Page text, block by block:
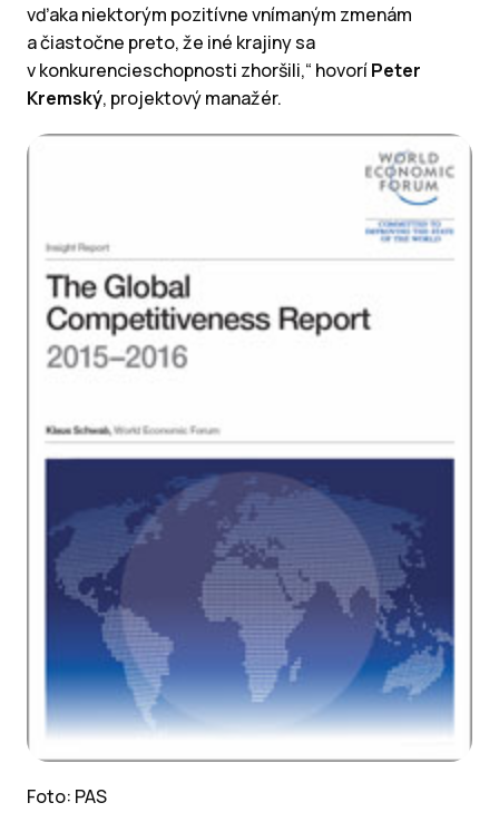
vďaka niektorým pozitívne vnímaným zmenám
a čiastočne preto, že iné krajiny sa
v konkurencieschopnosti zhoršili,“ hovoríPeter
Kremský, projektový manažér.
Foto: PAS